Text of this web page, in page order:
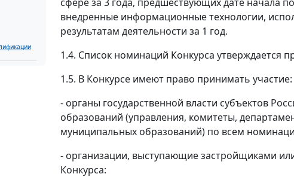
внедренные информационные технологии,
результатам деятельности за 1 год.
1.4. Список номинаций Конкурса утверждается
1.5. В Конкурсе имеют право принимать участие:
- органы государственной власти субъектов
образований (управления, комитеты,
муниципальных образований) по всем
- организации, выступающие застройщиками
Конкурса: